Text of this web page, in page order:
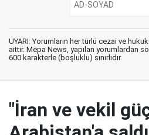
UYARI: Yorumların her türlü cezai ve
aittir. Mepa News, yapılan yorumlardan
600 karakterle (boşluklu) sınırlıdır.
"İran ve vekil